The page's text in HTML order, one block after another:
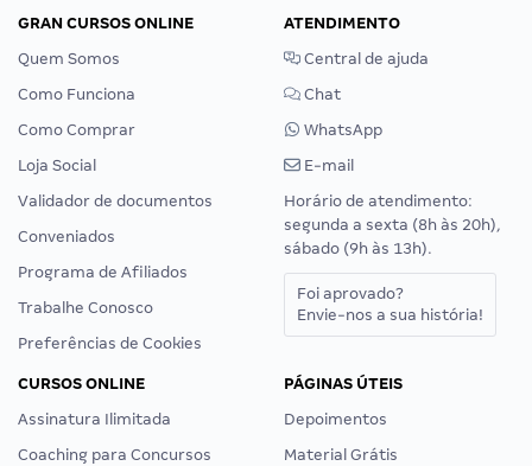
GRAN CURSOS ONLINE
Quem Somos
Como Funciona
Como Comprar
Loja Social
Validador de documentos
Conveniados
Programa de Afiliados
Trabalhe Conosco
Preferências de Cookies
ATENDIMENTO
Central de ajuda
Chat
WhatsApp
E-mail
Horário de atendimento:
segunda a sexta (8h às 20h),
sábado (9h às 13h).
Foi aprovado?
Envie-nos a sua história!
CURSOS ONLINE
Assinatura Ilimitada
Coaching para Concursos
PÁGINAS ÚTEIS
Depoimentos
Material Grátis